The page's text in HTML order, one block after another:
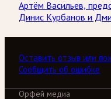
Артём Васильев,
Динис Курбанов и
Оставить отзыв или
Сообщить об ошибке
Орфей медиа